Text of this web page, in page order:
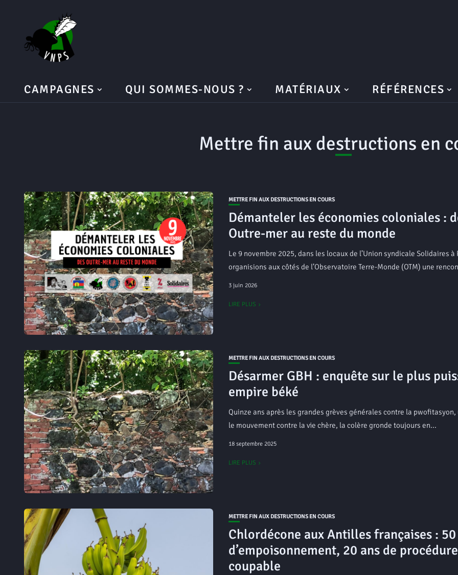
CAMPAGNES QUI SOMMES-NOUS ? MATÉRIAUX RÉFÉRENCES
Mettre fin aux destructions en
METTRE FIN AUX DESTRUCTIONS EN COURS
Démanteler les économies coloniales :
Outre-mer au reste du monde
Le 9 novembre 2025, dans les locaux de l’Union syndicale Solidaires à
organisions aux côtés de l’Observatoire Terre-Monde (OTM) une
3 juin 2026
LIRE PLUS
METTRE FIN AUX DESTRUCTIONS EN COURS
Désarmer GBH : enquête sur le plus
empire béké
Quinze ans après les grandes grèves générales contre la pwofitasyon,
le mouvement contre la vie chère, la colère gronde toujours en...
18 septembre 2025
LIRE PLUS
METTRE FIN AUX DESTRUCTIONS EN COURS
Chlordécone aux Antilles françaises : 50
d’empoisonnement, 20 ans de
coupable